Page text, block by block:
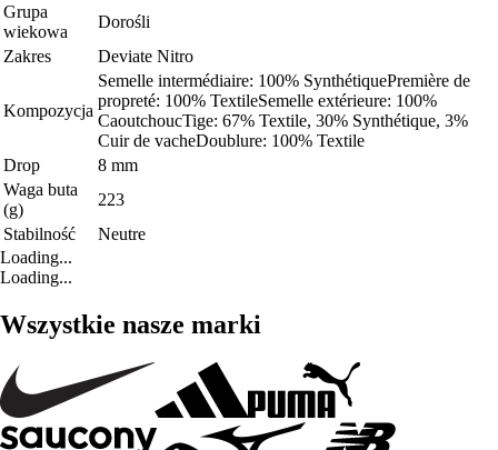
Grupa
wiekowa
Dorośli
Zakres
Deviate Nitro
Kompozycja
Semelle intermédiaire: 100% SynthétiquePremière de
propreté: 100% TextileSemelle extérieure: 100%
CaoutchoucTige: 67% Textile, 30% Synthétique, 3%
Cuir de vacheDoublure: 100% Textile
Drop
8 mm
Waga buta
(g)
223
Stabilność
Neutre
Loading...
Loading...
Wszystkie nasze marki